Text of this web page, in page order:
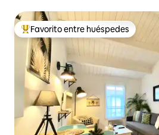
Favorito entre huéspedes preferido
Favorito entre huéspedes